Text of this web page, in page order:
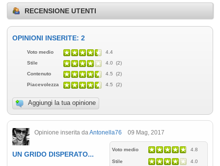
RECENSIONE UTENTI
OPINIONI INSERITE: 2
Voto medio
4.4
Stile
4.0 (2)
Contenuto
4.5 (2)
Piacevolezza
4.5 (2)
Aggiungi la tua opinione
Opinione inserita da Antonella76 09 Mag, 2017
Voto medio 4.8
Stile 4.0
UN GRIDO DISPERATO...